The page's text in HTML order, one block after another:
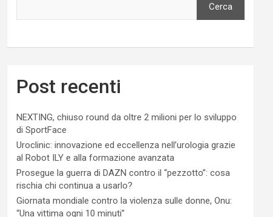
Cerca
Post recenti
NEXTING, chiuso round da oltre 2 milioni per lo sviluppo
di SportFace
Uroclinic: innovazione ed eccellenza nell’urologia grazie
al Robot ILY e alla formazione avanzata
Prosegue la guerra di DAZN contro il “pezzotto”: cosa
rischia chi continua a usarlo?
Giornata mondiale contro la violenza sulle donne, Onu:
“Una vittima ogni 10 minuti”